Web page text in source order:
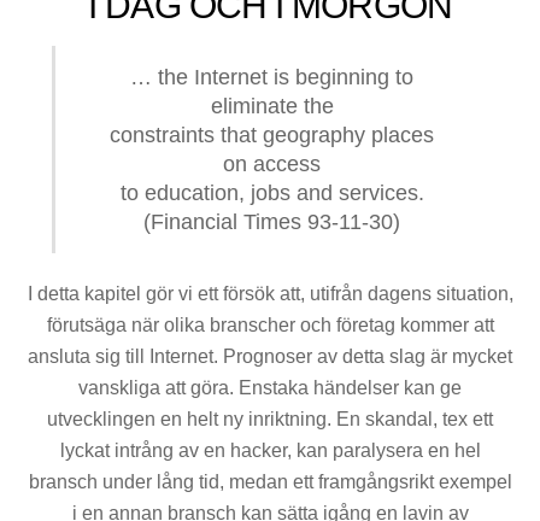
… the Internet is beginning to
eliminate the
constraints that geography places
on access
to education, jobs and services.
(Financial Times 93-11-30)
I detta kapitel gör vi ett försök att, utifrån dagens situation,
förutsäga när olika branscher och företag kommer att
ansluta sig till Internet. Prognoser av detta slag är mycket
vanskliga att göra. Enstaka händelser kan ge
utvecklingen en helt ny inriktning. En skandal, tex ett
lyckat intrång av en hacker, kan paralysera en hel
bransch under lång tid, medan ett framgångsrikt exempel
i en annan bransch kan sätta igång en lavin av